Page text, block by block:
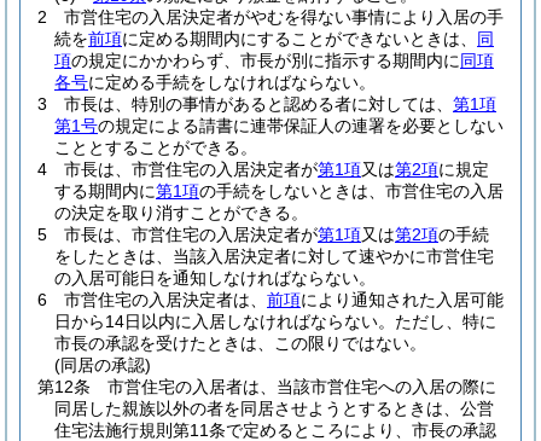
2
市営住宅の入居決定者がやむを得ない事情により入居の手
続を前項に定める期間内にすることができないときは、 同
項の規定にかかわらず、市長が別に指示する期間内に同項
各号に定める手続をしなければならない。
3
市長は、特別の事情があると認める者に対しては、 第1項
第1号の規定による請書に連帯保証人の連署を必要としない
こととすることができる。
4
市長は、市営住宅の入居決定者が第1項又は第2項に規定
する期間内に第1項の手続をしないときは、市営住宅の入居
の決定を取り消すことができる。
5
市長は、市営住宅の入居決定者が第1項又は第2項の手続
をしたときは、当該入居決定者に対して速やかに市営住宅
の入居可能日を通知しなければならない。
6
市営住宅の入居決定者は、 前項により通知された入居可能
日から14日以内に入居しなければならない。 ただし、特に
市長の承認を受けたときは、この限りではない。
(同居の承認)
第12条
市営住宅の入居者は、当該市営住宅への入居の際に
同居した親族以外の者を同居させようとするときは、公営
住宅法施行規則第11条で定めるところにより、市長の承認